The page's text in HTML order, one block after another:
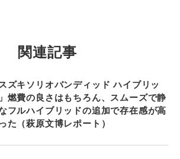
関連記事
スズキソリオバンディッド ハイブリッ
」燃費の良さはもちろん、スムーズで静
フルハイブリッドの追加で存在感が高
た（萩原文博レポート）